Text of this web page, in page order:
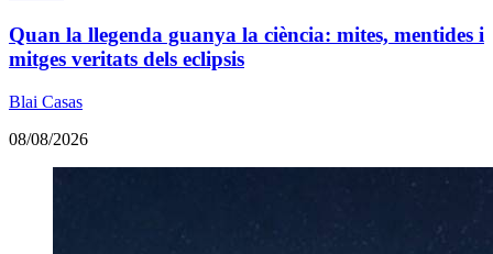
Quan la llegenda guanya la ciència: mites, mentides i
mitges veritats dels eclipsis
Blai Casas
08/08/2026